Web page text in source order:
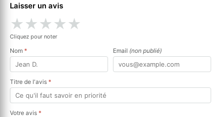
Laisser un avis
★★★★★
Cliquez pour noter
Nom * Email (non publié)
Titre de l'avis *
Votre avis *